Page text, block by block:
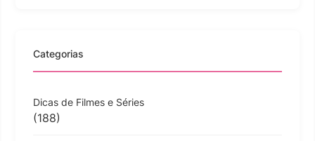
Categorias
Dicas de Filmes e Séries
(188)